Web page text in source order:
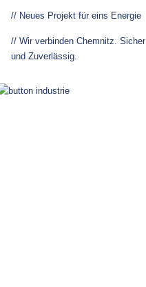
// Neues Projekt für eins Energie
// Wir verbinden Chemnitz. Sicher
und Zuverlässig.